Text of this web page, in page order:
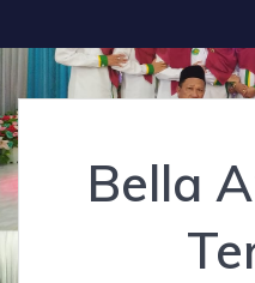
Bella